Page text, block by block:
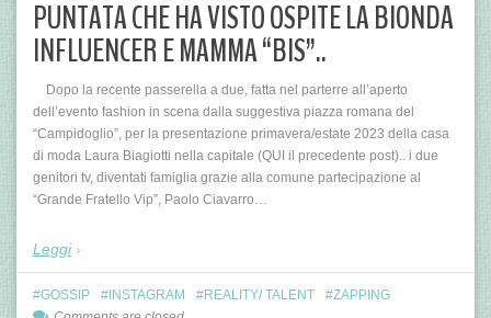
PUNTATA CHE HA VISTO OSPITE LA BIONDA
INFLUENCER E MAMMA “BIS”..
Dopo la recente passerella a due, fatta nel parterre all’aperto
dell’evento fashion in scena dalla suggestiva piazza romana del
“Campidoglio”, per la presentazione primavera/estate 2023 della casa
di moda Laura Biagiotti nella capitale (QUI il precedente post).. i due
genitori tv, diventati famiglia grazie alla comune partecipazione al
“Grande Fratello Vip”, Paolo Ciavarro…
Leggi
GOSSIP INSTAGRAM REALITY/ TALENT
ZAPPING